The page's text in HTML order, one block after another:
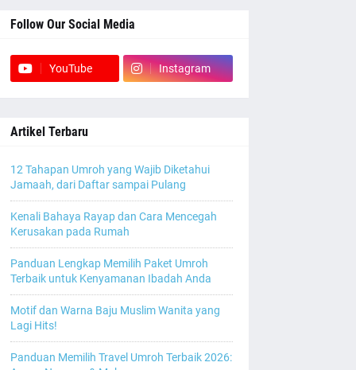
Follow Our Social Media
YouTube Instagram
Artikel Terbaru
12 Tahapan Umroh yang Wajib Diketahui
Jamaah, dari Daftar sampai Pulang
Kenali Bahaya Rayap dan Cara Mencegah
Kerusakan pada Rumah
Panduan Lengkap Memilih Paket Umroh
Terbaik untuk Kenyamanan Ibadah Anda
Motif dan Warna Baju Muslim Wanita yang
Lagi Hits!
Panduan Memilih Travel Umroh Terbaik 2026: